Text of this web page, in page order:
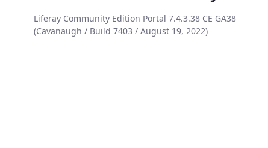
Liferay Community Edition Portal 7.4.3.38 CE GA38
(Cavanaugh / Build 7403 / August 19, 2022)